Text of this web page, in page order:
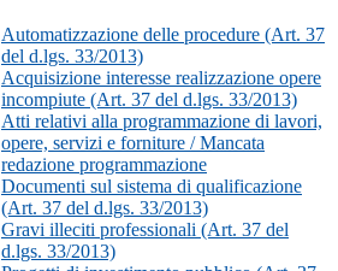
Automatizzazione delle procedure (Art. 37
del d.lgs. 33/2013)
Acquisizione interesse realizzazione opere
incompiute (Art. 37 del d.lgs. 33/2013)
Atti relativi alla programmazione di lavori,
opere, servizi e forniture / Mancata
redazione programmazione
Documenti sul sistema di qualificazione
(Art. 37 del d.lgs. 33/2013)
Gravi illeciti professionali (Art. 37 del
d.lgs. 33/2013)